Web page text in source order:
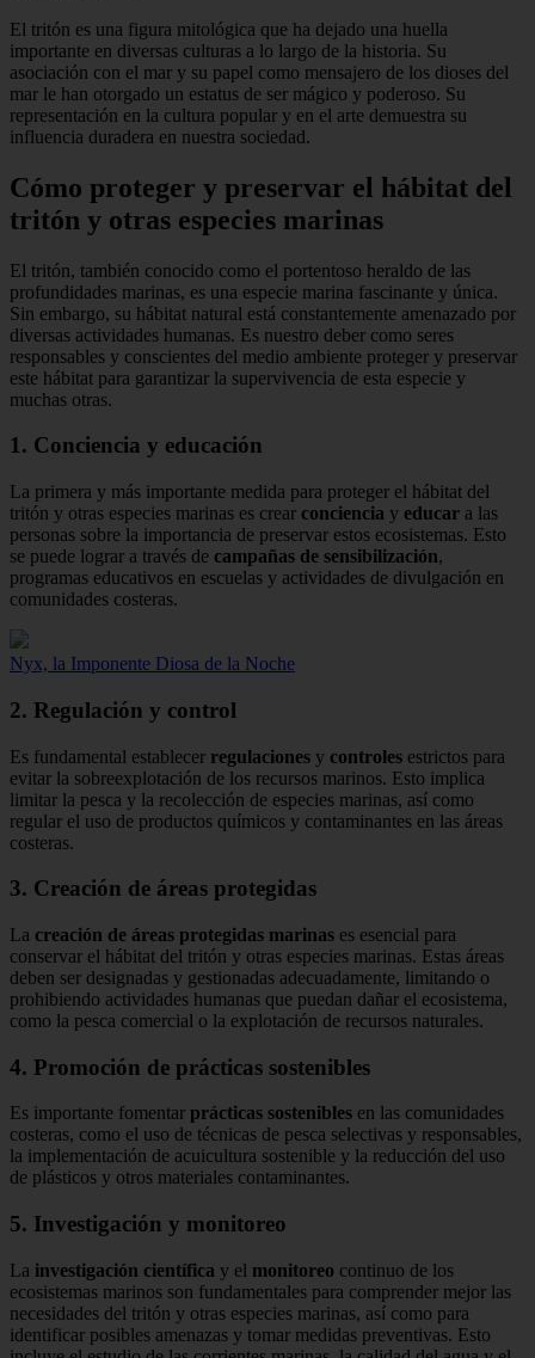
El tritón es una figura mitológica que ha dejado una huella
importante en diversas culturas a lo largo de la historia. Su
asociación con el mar y su papel como mensajero de los dioses del
mar le han otorgado un estatus de ser mágico y poderoso. Su
representación en la cultura popular y en el arte demuestra su
influencia duradera en nuestra sociedad.
Cómo proteger y preservar el hábitat del
tritón y otras especies marinas
El tritón, también conocido como el portentoso heraldo de las
profundidades marinas, es una especie marina fascinante y única.
Sin embargo, su hábitat natural está constantemente amenazado por
diversas actividades humanas. Es nuestro deber como seres
responsables y conscientes del medio ambiente proteger y preservar
este hábitat para garantizar la supervivencia de esta especie y
muchas otras.
1. Conciencia y educación
La primera y más importante medida para proteger el hábitat del
tritón y otras especies marinas es crear conciencia y educar a las
personas sobre la importancia de preservar estos ecosistemas. Esto
se puede lograr a través de campañas de sensibilización,
programas educativos en escuelas y actividades de divulgación en
comunidades costeras.
Nyx, la Imponente Diosa de la Noche
2. Regulación y control
Es fundamental establecer regulaciones y controles estrictos para
evitar la sobreexplotación de los recursos marinos. Esto implica
limitar la pesca y la recolección de especies marinas, así como
regular el uso de productos químicos y contaminantes en las áreas
costeras.
3. Creación de áreas protegidas
La creación de áreas protegidas marinas es esencial para
conservar el hábitat del tritón y otras especies marinas. Estas áreas
deben ser designadas y gestionadas adecuadamente, limitando o
prohibiendo actividades humanas que puedan dañar el ecosistema,
como la pesca comercial o la explotación de recursos naturales.
4. Promoción de prácticas sostenibles
Es importante fomentar prácticas sostenibles en las comunidades
costeras, como el uso de técnicas de pesca selectivas y responsables,
la implementación de acuicultura sostenible y la reducción del uso
de plásticos y otros materiales contaminantes.
5. Investigación y monitoreo
La investigación científica y el monitoreo continuo de los
ecosistemas marinos son fundamentales para comprender mejor las
necesidades del tritón y otras especies marinas, así como para
identificar posibles amenazas y tomar medidas preventivas. Esto